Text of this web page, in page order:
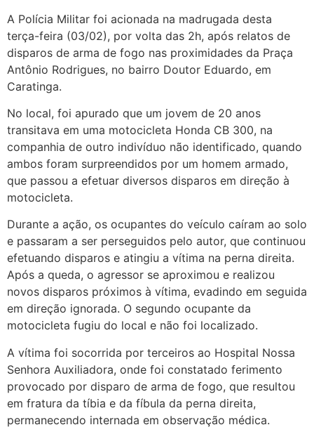
A Polícia Militar foi acionada na madrugada desta
terça-feira (03/02), por volta das 2h, após relatos de
disparos de arma de fogo nas proximidades da Praça
Antônio Rodrigues, no bairro Doutor Eduardo, em
Caratinga.
No local, foi apurado que um jovem de 20 anos
transitava em uma motocicleta Honda CB 300, na
companhia de outro indivíduo não identificado, quando
ambos foram surpreendidos por um homem armado,
que passou a efetuar diversos disparos em direção à
motocicleta.
Durante a ação, os ocupantes do veículo caíram ao solo
e passaram a ser perseguidos pelo autor, que continuou
efetuando disparos e atingiu a vítima na perna direita.
Após a queda, o agressor se aproximou e realizou
novos disparos próximos à vítima, evadindo em seguida
em direção ignorada. O segundo ocupante da
motocicleta fugiu do local e não foi localizado.
A vítima foi socorrida por terceiros ao Hospital Nossa
Senhora Auxiliadora, onde foi constatado ferimento
provocado por disparo de arma de fogo, que resultou
em fratura da tíbia e da fíbula da perna direita,
permanecendo internada em observação médica.